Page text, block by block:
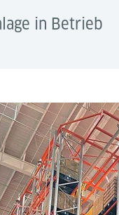
in Betrieb